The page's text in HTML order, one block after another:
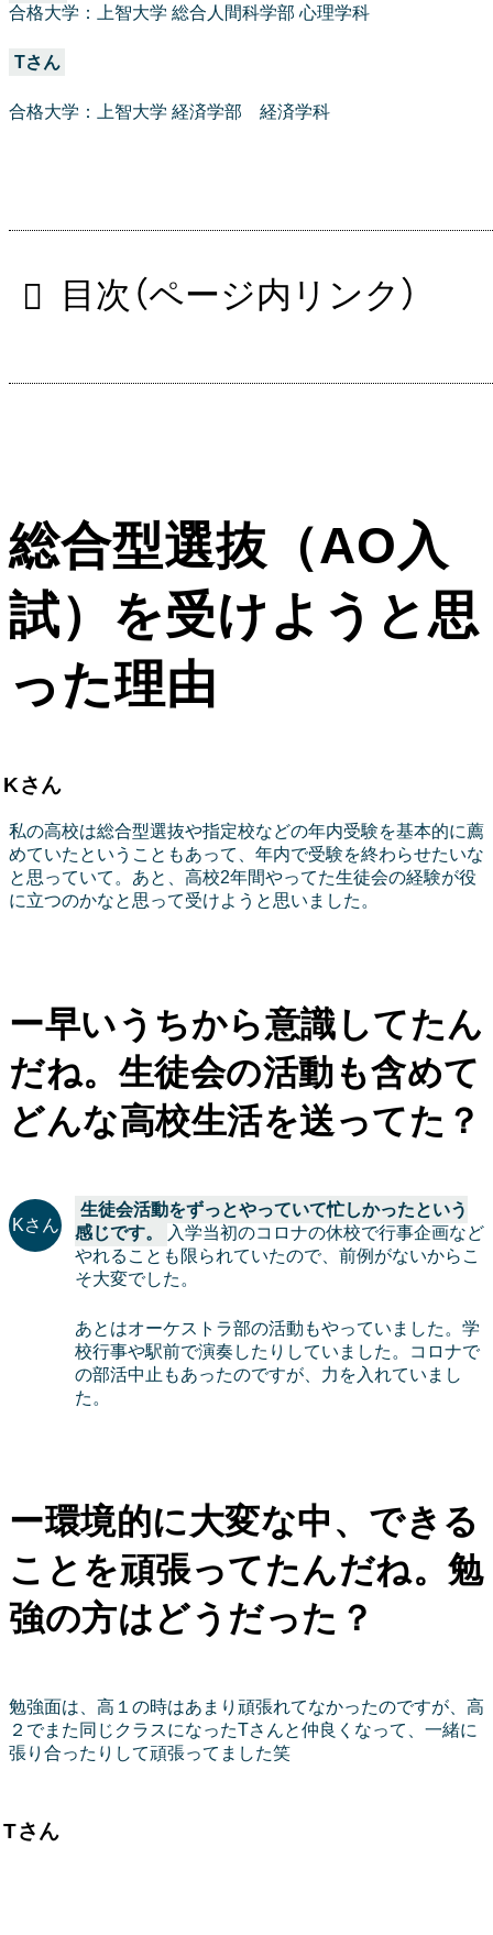
合格大学：上智大学 総合人間科学部 心理学科
Tさん
合格大学：上智大学 経済学部 経済学科
目次（ページ内リンク）
総合型選抜（AO入
試）を受けようと思
った理由
Kさん
私の高校は総合型選抜や指定校などの年内受験を基本的に薦
めていたということもあって、年内で受験を終わらせたいな
と思っていて。あと、高校2年間やってた生徒会の経験が役
に立つのかなと思って受けようと思いました。
ー早いうちから意識してたん
だね。生徒会の活動も含めて
どんな高校生活を送ってた？
生徒会活動をずっとやっていて忙しかったという
感じです。
入学当初のコロナの休校で行事企画など
やれることも限られていたので、前例がないからこ
そ大変でした。
あとはオーケストラ部の活動もやっていました。学
校行事や駅前で演奏したりしていました。コロナで
の部活中止もあったのですが、力を入れていまし
た。
ー環境的に大変な中、できる
ことを頑張ってたんだね。勉
強の方はどうだった？
勉強面は、高１の時はあまり頑張れてなかったのですが、高
２でまた同じクラスになったTさんと仲良くなって、一緒に
張り合ったりして頑張ってました笑
Tさん